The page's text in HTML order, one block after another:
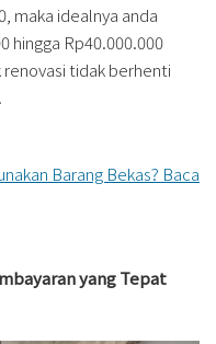
maka idealnya anda
hingga Rp40.000.000
renovasi tidak berhenti
Barang Bekas? Baca
yang Tepat